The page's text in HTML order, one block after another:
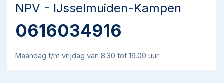
NPV - IJsselmuiden-Kampen
0616034916
Maandag t/m vrijdag van 8.30 tot 19.00 uur